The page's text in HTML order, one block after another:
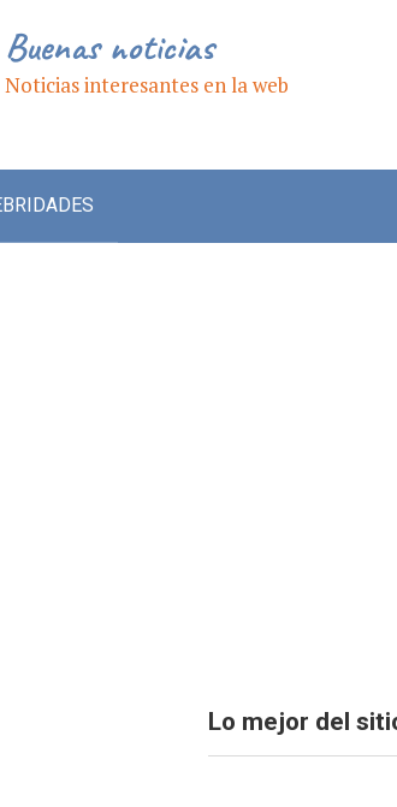
Buenas noticias
Noticias interesantes en la web
Lo mejor del